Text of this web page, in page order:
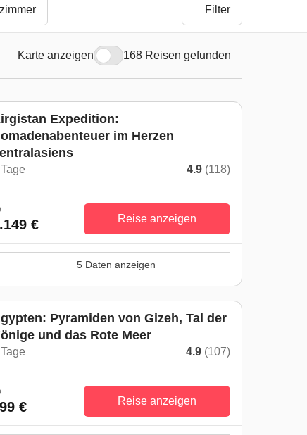
Filter
168 Reisen gefunden
Karte anzeigen
Expedition:
im Herzen
4.9 (118)
€ Reise anzeigen
5 Daten anzeigen
Pyramiden von Gizeh, Tal der
und das Rote Meer
4.9 (107)
€ Reise anzeigen